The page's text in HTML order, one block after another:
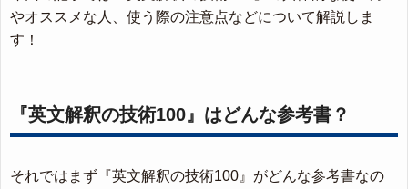
やオススメな人、使う際の注意点などについて解説しま
す！
『英文解釈の技術100』はどんな参考書？
それではまず『英文解釈の技術100』がどんな参考書なの